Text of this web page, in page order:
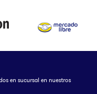
en sucursal en nuestros